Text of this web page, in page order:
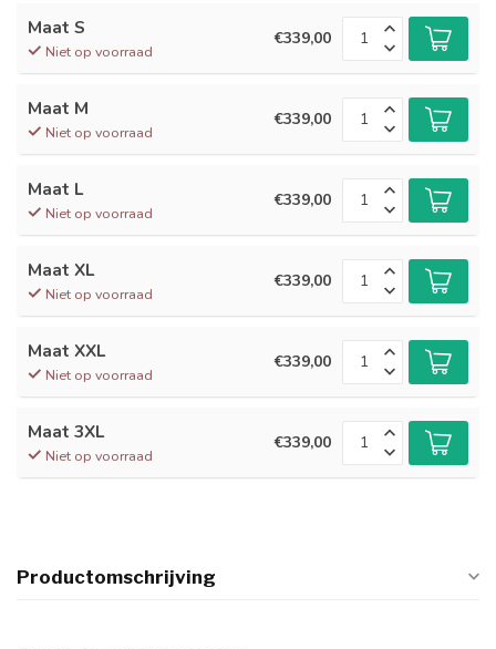
Maat S
Niet op voorraad
€339,00
Maat M
Niet op voorraad
€339,00
Maat L
Niet op voorraad
€339,00
Maat XL
Niet op voorraad
€339,00
Maat XXL
Niet op voorraad
€339,00
Maat 3XL
Niet op voorraad
€339,00
Productomschrijving